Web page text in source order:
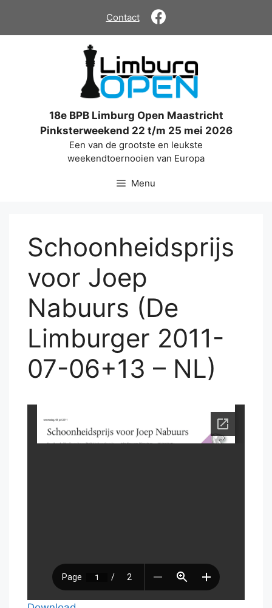
de
Contact
18e BPB Limburg Open Maastricht
Pinksterweekend 22 t/m 25 mei 2026
Een van de grootste en leukste
weekendtoernooien van Europa
Menu
Schoonheidsprijs
voor Joep
Nabuurs (De
Limburger 2011-
07-06+13 – NL)